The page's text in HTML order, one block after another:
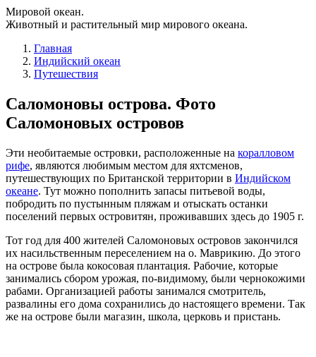
Мировой океан.
Животный и растительный мир мирового океана.
Главная
Индийский океан
Путешествия
Саломоновы острова. Фото
Саломоновых островов
Эти необитаемые островки, расположенные на коралловом
рифе, являются любимым местом для яхтсменов,
путешествующих по Британской территории в Индийском
океане. Тут можно пополнить запасы питьевой воды,
побродить по пустынным пляжам и отыскать останки
поселений первых островитян, проживавших здесь до 1905 г.
Тот год для 400 жителей Саломоновых островов закончился
их насильственным переселением на о. Маврикию. До этого
на острове была кокосовая плантация. Рабочие, которые
занимались сбором урожая, по-видимому, были чернокожими
рабами. Организацией работы занимался смотритель,
развалины его дома сохранились до настоящего времени. Так
же на острове были магазин, школа, церковь и пристань.